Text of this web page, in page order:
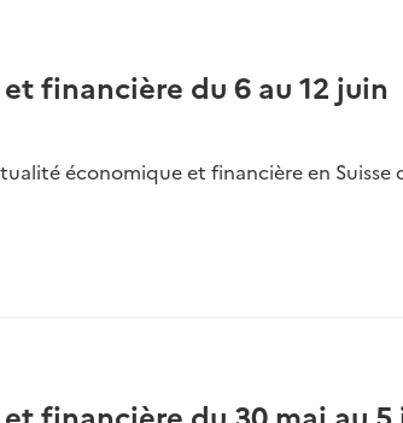
financière du 6 au 12 juin
économique et financière en Suisse